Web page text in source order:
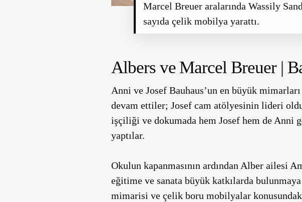
Marcel Breuer aralarında Wassily
sayıda çelik mobilya yarattı.
Albers ve Marcel Breuer |
Anni ve Josef Bauhaus’un en büyük
devam ettiler; Josef cam atölyesinin lideri
işçiliği ve dokumada hem Josef hem de Anni
yaptılar.
Okulun kapanmasının ardından Alber ailesi
eğitime ve sanata büyük katkılarda
mimarisi ve çelik boru mobilyalar